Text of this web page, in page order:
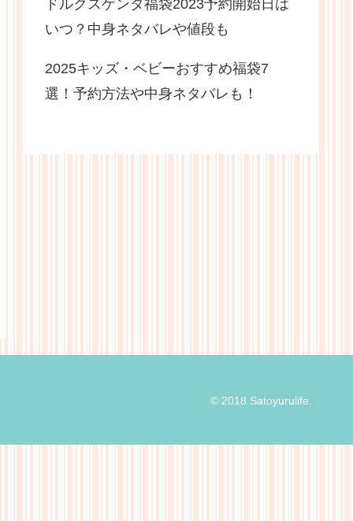
ドルクスゲンタ福袋2023予約開始日は
いつ？中身ネタバレや値段も
2025キッズ・ベビーおすすめ福袋7
選！予約方法や中身ネタバレも！
© 2018 Satoyurulife.